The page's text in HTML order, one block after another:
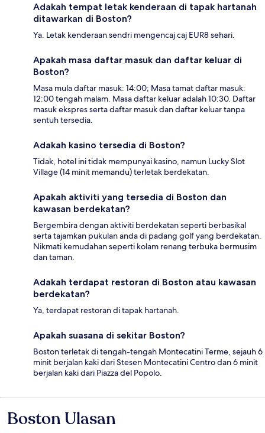
Adakah tempat letak kenderaan di tapak hartanah
ditawarkan di Boston?
Ya. Letak kenderaan sendri mengencaj caj EUR8 sehari.
Apakah masa daftar masuk dan daftar keluar di
Boston?
Masa mula daftar masuk: 14:00; Masa tamat daftar masuk:
12:00 tengah malam. Masa daftar keluar adalah 10:30. Daftar
masuk ekspres serta daftar masuk dan daftar keluar tanpa
sentuh tersedia.
Adakah kasino tersedia di Boston?
Tidak, hotel ini tidak mempunyai kasino, namun Lucky Slot
Village (14 minit memandu) terletak berdekatan.
Apakah aktiviti yang tersedia di Boston dan
kawasan berdekatan?
Bergembira dengan aktiviti berdekatan seperti berbasikal
serta tajamkan pukulan anda di padang golf yang berdekatan.
Nikmati kemudahan seperti kolam renang terbuka bermusim
dan taman.
Adakah terdapat restoran di Boston atau kawasan
berdekatan?
Ya, terdapat restoran di tapak hartanah.
Apakah suasana di sekitar Boston?
Boston terletak di tengah-tengah Montecatini Terme, sejauh 6
minit berjalan kaki dari Stesen Montecatini Centro dan 6 minit
berjalan kaki dari Piazza del Popolo.
Ulasan
Boston Ulasan